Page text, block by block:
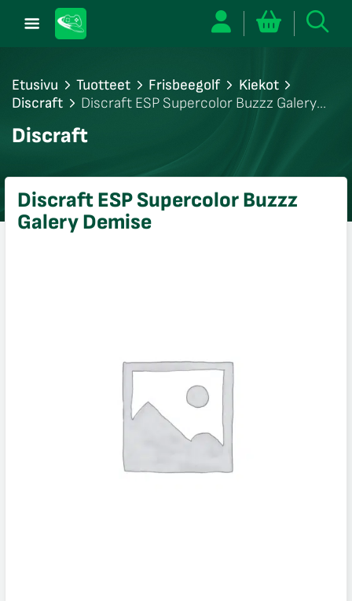
Etusivu Tuotteet Frisbeegolf
Kiekot
Discraft
Discraft ESP Supercolor Buzzz Galery
Discraft
Discraft ESP Supercolor Buzzz
Galery Demise
sulje
sulje